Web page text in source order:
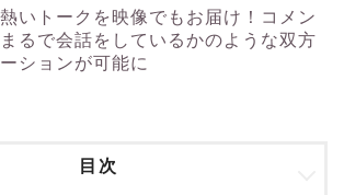
いトークを映像でもお届け！コメン
るで会話をしているかのような双方
ションが可能に
目次